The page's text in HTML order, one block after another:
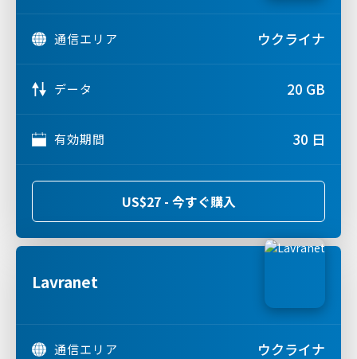
通信エリア ウクライナ
データ 20 GB
有効期間 30 日
US$27 - 今すぐ購入
Lavranet
通信エリア ウクライナ